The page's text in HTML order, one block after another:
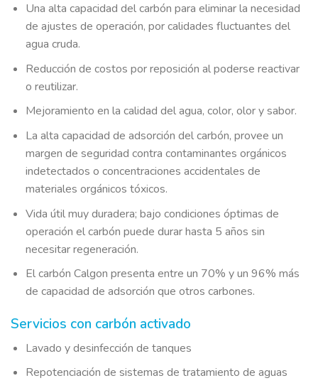
Una alta capacidad del carbón para eliminar la necesidad
de ajustes de operación, por calidades fluctuantes del
agua cruda.
Reducción de costos por reposición al poderse reactivar
o reutilizar.
Mejoramiento en la calidad del agua, color, olor y sabor.
La alta capacidad de adsorción del carbón, provee un
margen de seguridad contra contaminantes orgánicos
indetectados o concentraciones accidentales de
materiales orgánicos tóxicos.
Vida útil muy duradera; bajo condiciones óptimas de
operación el carbón puede durar hasta 5 años sin
necesitar regeneración.
El carbón Calgon presenta entre un 70% y un 96% más
de capacidad de adsorción que otros carbones.
Servicios con carbón activado
Lavado y desinfección de tanques
Repotenciación de sistemas de tratamiento de aguas